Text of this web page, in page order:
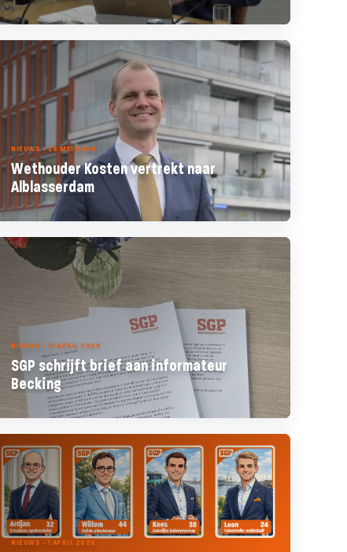
NIEUWS - 28 MEI 2026
Wethouder Kosten vertrekt naar
Alblasserdam
NIEUWS - 21 APRIL 2026
SGP schrijft brief aan informateur
Becking
NIEUWS - 1 APRIL 2026